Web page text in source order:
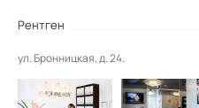
Рентген
ул. Бронницкая, д. 24.